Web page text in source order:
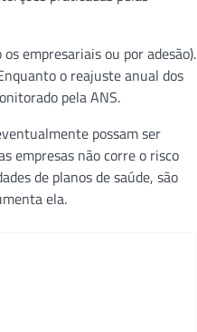
empresariais ou por adesão).
o reajuste anual dos
pela ANS.
possam ser
empresas não corre o risco
de planos de saúde, são
ela.